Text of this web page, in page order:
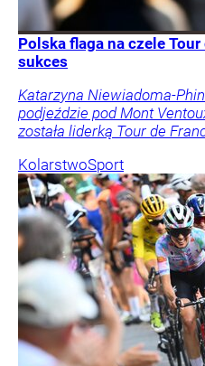
Polska flaga na czele
sukces
Katarzyna Niewiadoma-
podjeździe pod Mont
została liderką Tour de
KolarstwoSport